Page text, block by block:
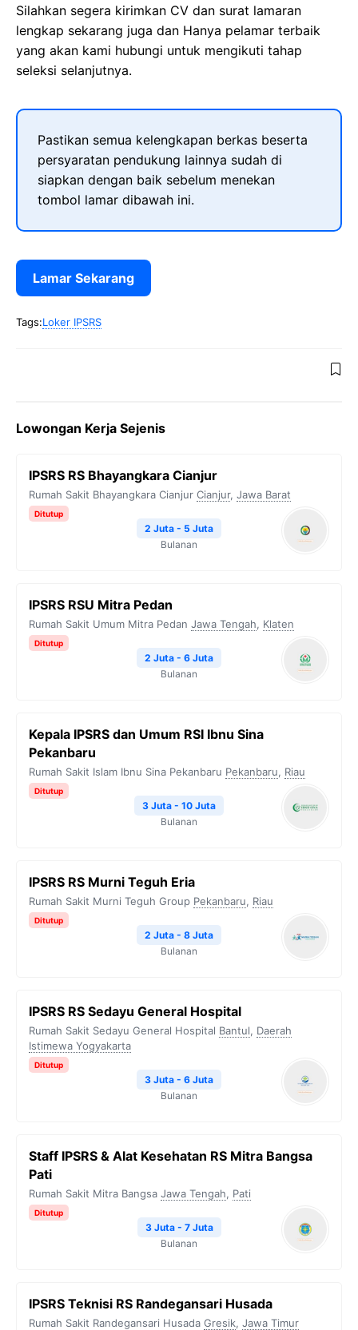
Silahkan segera kirimkan CV dan surat lamaran
lengkap sekarang juga dan Hanya pelamar terbaik
yang akan kami hubungi untuk mengikuti tahap
seleksi selanjutnya.
Pastikan semua kelengkapan berkas beserta
persyaratan pendukung lainnya sudah di
siapkan dengan baik sebelum menekan
tombol lamar dibawah ini.
Lamar Sekarang
Tags:Loker IPSRS
Lowongan Kerja Sejenis
IPSRS RS Bhayangkara Cianjur
Rumah Sakit Bhayangkara Cianjur Cianjur, Jawa Barat
Ditutup
2 Juta - 5 Juta
Bulanan
IPSRS RSU Mitra Pedan
Rumah Sakit Umum Mitra Pedan Jawa Tengah, Klaten
Ditutup
2 Juta - 6 Juta
Bulanan
Kepala IPSRS dan Umum RSI Ibnu Sina
Pekanbaru
Rumah Sakit Islam Ibnu Sina Pekanbaru Pekanbaru, Riau
Ditutup
3 Juta - 10 Juta
Bulanan
IPSRS RS Murni Teguh Eria
Rumah Sakit Murni Teguh Group Pekanbaru, Riau
Ditutup
2 Juta - 8 Juta
Bulanan
IPSRS RS Sedayu General Hospital
Rumah Sakit Sedayu General Hospital Bantul, Daerah
Istimewa Yogyakarta
Ditutup
3 Juta - 6 Juta
Bulanan
Staff IPSRS & Alat Kesehatan RS Mitra Bangsa
Pati
Rumah Sakit Mitra Bangsa Jawa Tengah, Pati
Ditutup
3 Juta - 7 Juta
Bulanan
IPSRS Teknisi RS Randegansari Husada
Rumah Sakit Randegansari Husada Gresik, Jawa Timur